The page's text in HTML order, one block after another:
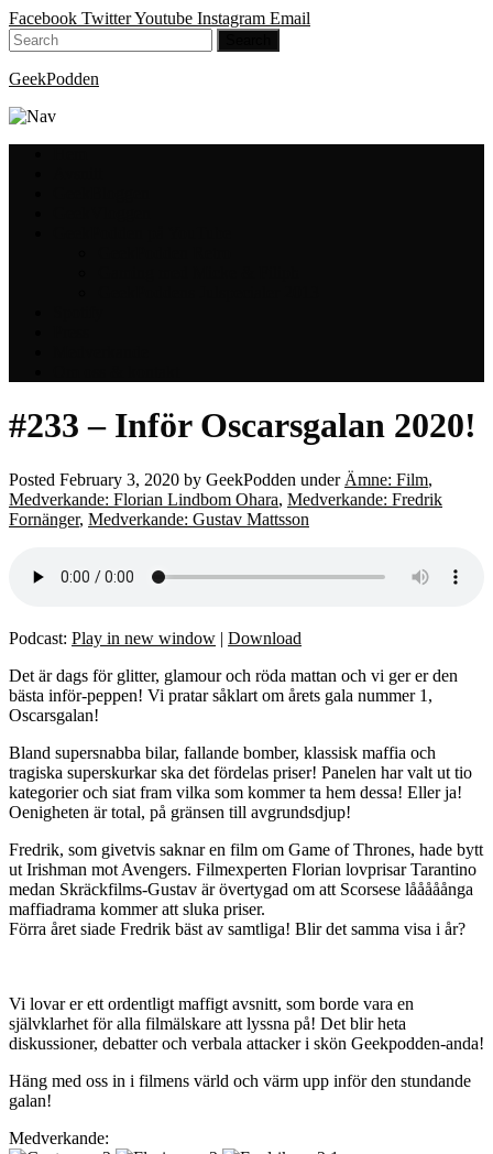
Facebook TwitterYoutube Instagram Email
GeekPodden
#233 – Inför Oscarsgalan 2020!
Posted February 3, 2020 by GeekPodden under Ämne: Film,
Medverkande: Florian Lindbom Ohara, Medverkande: Fredrik
Fornänger, Medverkande: Gustav Mattsson
Podcast: Play in new window | Download
Det är dags för glitter, glamour och röda mattan och vi ger er den
bästa inför-peppen! Vi pratar såklart om årets gala nummer 1,
Oscarsgalan!
Bland supersnabba bilar, fallande bomber, klassisk maffia och
tragiska superskurkar ska det fördelas priser! Panelen har valt ut tio
kategorier och siat fram vilka som kommer ta hem dessa! Eller ja!
Oenigheten är total, på gränsen till avgrundsdjup!
Fredrik, som givetvis saknar en film om Game of Thrones, hade bytt
ut Irishman mot Avengers. Filmexperten Florian lovprisar Tarantino
medan Skräckfilms-Gustav är övertygad om att Scorsese lååååånga
maffiadrama kommer att sluka priser.
Förra året siade Fredrik bäst av samtliga! Blir det samma visa i år?
Vi lovar er ett ordentligt maffigt avsnitt, som borde vara en
självklarhet för alla filmälskare att lyssna på! Det blir heta
diskussioner, debatter och verbala attacker i skön Geekpodden-anda!
Häng med oss in i filmens värld och värm upp inför den stundande
galan!
Medverkande: